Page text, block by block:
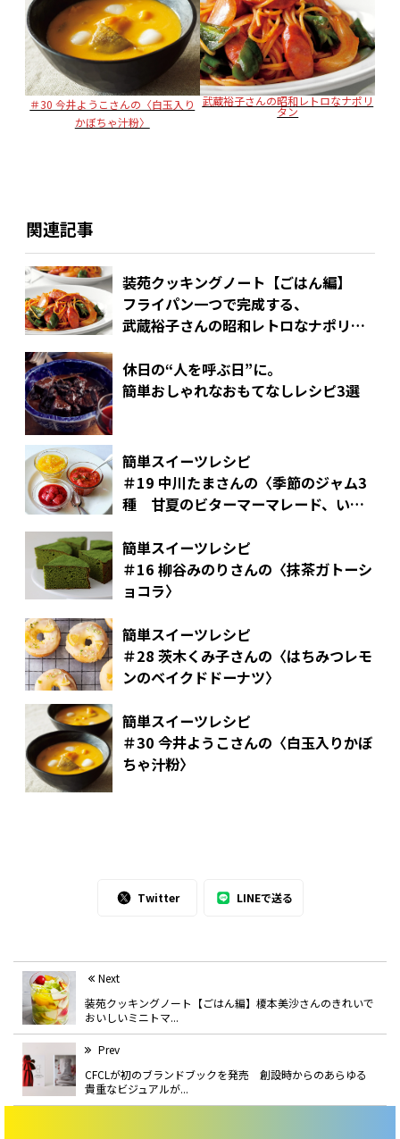
＃30 今井ようこさんの〈白玉入り
かぼちゃ汁粉〉
武蔵裕子さんの昭和レトロなナポリ
タン
関連記事
装苑クッキングノート【ごはん編】
フライパン一つで完成する、
武蔵裕子さんの昭和レトロなナポリタ
休日の“人を呼ぶ日”に。
簡単おしゃれなおもてなしレシピ3選
簡単スイーツレシピ
＃19 中川たまさんの〈季節のジャム3
種 甘夏のビターマーマレード、いち
レンジとミントのジャム〉
簡単スイーツレシピ
＃16 柳谷みのりさんの〈抹茶ガトーシ
ョコラ〉
簡単スイーツレシピ
＃28 茨木くみ子さんの〈はちみつレモ
ンのベイクドドーナツ〉
簡単スイーツレシピ
＃30 今井ようこさんの〈白玉入りかぼ
ちゃ汁粉〉
Twitter LINEで送る
Next
装苑クッキングノート【ごはん編】榎本美沙さんのきれいで
おいしいミニトマ...
Prev
CFCLが初のブランドブックを発売 創設時からのあらゆる
貴重なビジュアルが...